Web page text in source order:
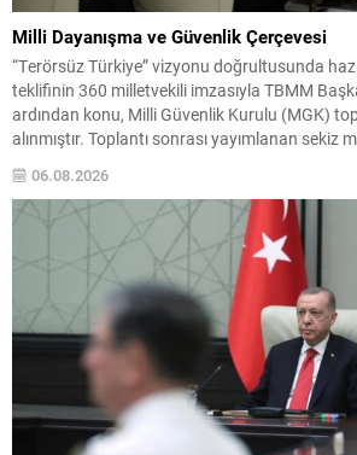
Milli Dayanışma ve Güvenlik Çerçevesi
“Terörsüz Türkiye” vizyonu doğrultusunda
teklifinin 360 milletvekili imzasıyla TBMM
ardından konu, Milli Güvenlik Kurulu (MGK)
alınmıştır. Toplantı sonrası yayımlanan sekiz
Yaklaşık 2 saat 15 dakika süren oturumun
mücadele, bölgesel istikrar,...
06.08.2026